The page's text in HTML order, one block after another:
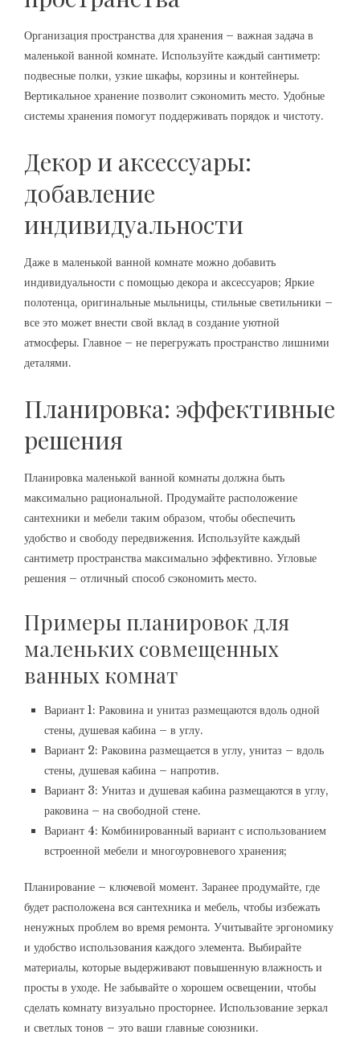
Организация пространства для хранения – важная задача в
маленькой ванной комнате. Используйте каждый сантиметр:
подвесные полки, узкие шкафы, корзины и контейнеры.
Вертикальное хранение позволит сэкономить место. Удобные
системы хранения помогут поддерживать порядок и чистоту.
Декор и аксессуары:
добавление
индивидуальности
Даже в маленькой ванной комнате можно добавить
индивидуальности с помощью декора и аксессуаров; Яркие
полотенца, оригинальные мыльницы, стильные светильники –
все это может внести свой вклад в создание уютной
атмосферы. Главное – не перегружать пространство лишними
деталями.
Планировка: эффективные
решения
Планировка маленькой ванной комнаты должна быть
максимально рациональной. Продумайте расположение
сантехники и мебели таким образом, чтобы обеспечить
удобство и свободу передвижения. Используйте каждый
сантиметр пространства максимально эффективно. Угловые
решения – отличный способ сэкономить место.
Примеры планировок для
маленьких совмещенных
ванных комнат
Вариант 1: Раковина и унитаз размещаются вдоль одной
стены, душевая кабина – в углу.
Вариант 2: Раковина размещается в углу, унитаз – вдоль
стены, душевая кабина – напротив.
Вариант 3: Унитаз и душевая кабина размещаются в углу,
раковина – на свободной стене.
Вариант 4: Комбинированный вариант с использованием
встроенной мебели и многоуровневого хранения;
Планирование – ключевой момент. Заранее продумайте, где
будет расположена вся сантехника и мебель, чтобы избежать
ненужных проблем во время ремонта. Учитывайте эргономику
и удобство использования каждого элемента. Выбирайте
материалы, которые выдерживают повышенную влажность и
просты в уходе. Не забывайте о хорошем освещении, чтобы
сделать комнату визуально просторнее. Использование зеркал
и светлых тонов – это ваши главные союзники.